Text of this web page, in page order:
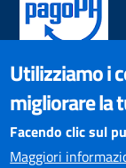
SOCIAL
Pagina
Profilo Instagram
Canale YouTube
Utilizziamo i
migliorare la
Facendo clic sul
Maggiori